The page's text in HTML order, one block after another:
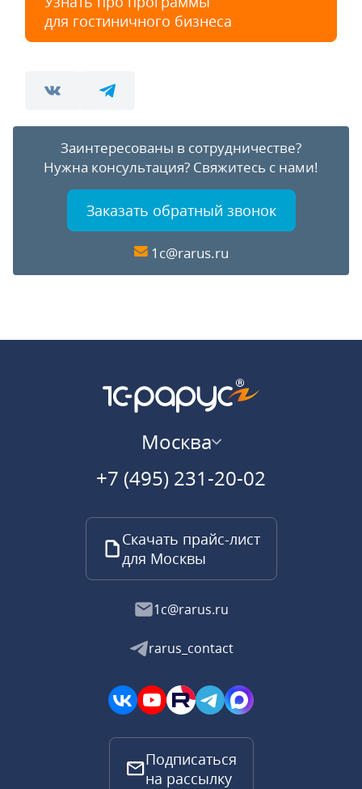
для гостиничного бизнеса
Заинтересованы в сотрудничестве?
Нужна консультация? Свяжитесь с нами!
Заказать обратный звонок
1c@rarus.ru
Москва
+7 (495) 231-20-02
Скачать прайс-лист
для Москвы
1c@rarus.ru
rarus_contact
Подписаться
на рассылку